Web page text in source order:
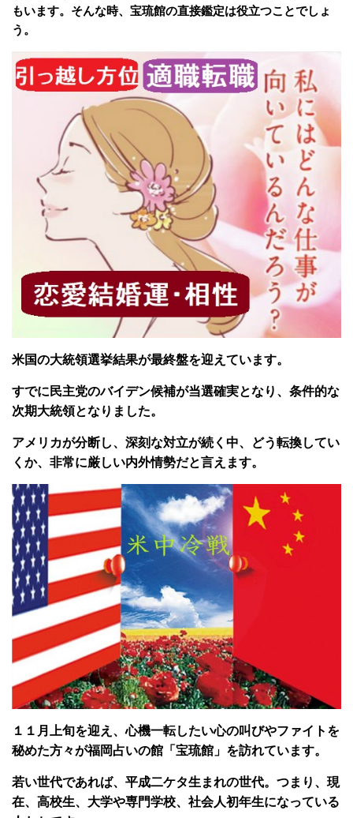
もいます。そんな時、宝琉館の直接鑑定は役立つことでしょ
う。
米国の大統領選挙結果が最終盤を迎えています。
すでに民主党のバイデン候補が当選確実となり、条件的な
次期大統領となりました。
アメリカが分断し、深刻な対立が続く中、どう転換してい
くか、非常に厳しい内外情勢だと言えます。
１１月上旬を迎え、心機一転したい心の叫びやファイトを
秘めた方々が福岡占いの館「宝琉館」を訪れています。
若い世代であれば、平成二ケタ生まれの世代。つまり、現
在、高校生、大学や専門学校、社会人初年生になっている